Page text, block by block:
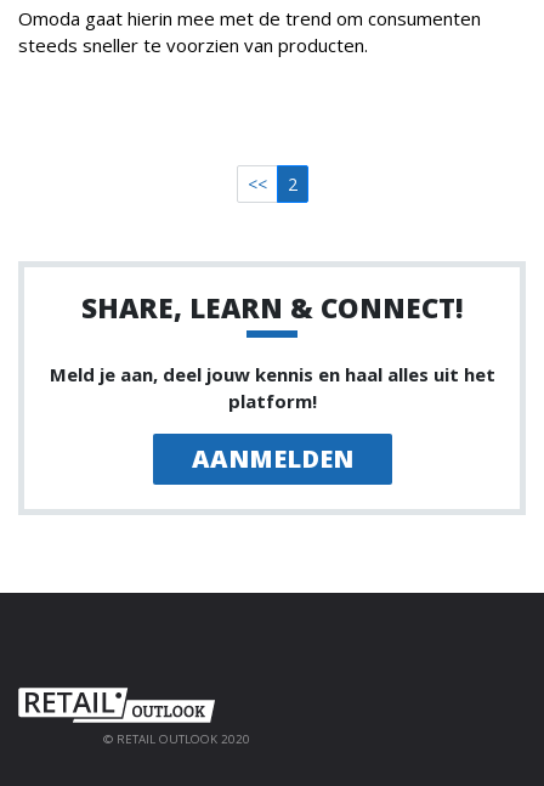
Omoda gaat hierin mee met de trend om consumenten
steeds sneller te voorzien van producten.
<< 2
SHARE, LEARN & CONNECT!
Meld je aan, deel jouw kennis en haal alles uit het
platform!
AANMELDEN
© RETAIL OUTLOOK 2020